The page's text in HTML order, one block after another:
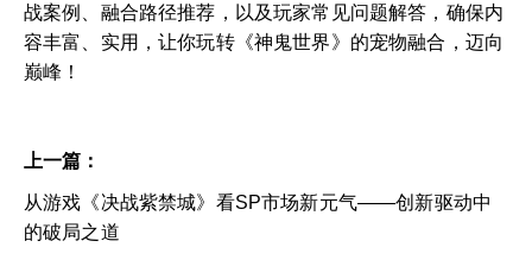
战案例、融合路径推荐，以及玩家常见问题解答，确保内
容丰富、实用，让你玩转《神鬼世界》的宠物融合，迈向
巅峰！
上一篇：
从游戏《决战紫禁城》看SP市场新元气——创新驱动中
的破局之道